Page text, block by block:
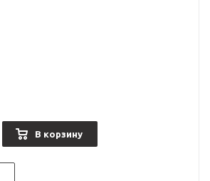
В корзину